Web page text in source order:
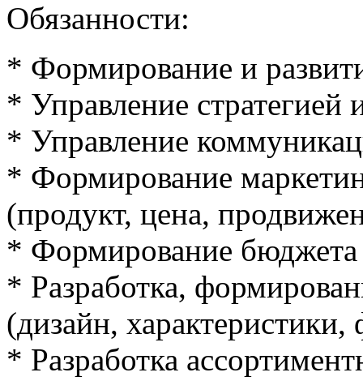
Обязанности:
* Формирование и
* Управление стратегией
* Управление
* Формирование
(продукт, цена,
* Формирование бюджета
* Разработка,
(дизайн,
* Разработка